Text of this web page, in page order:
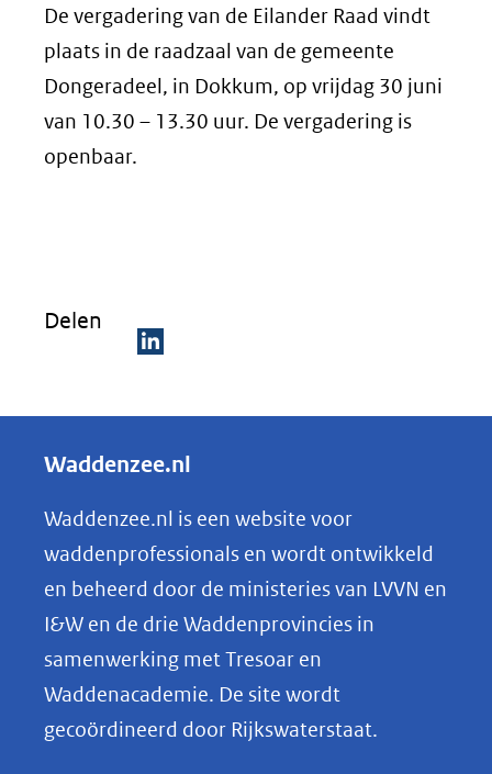
De vergadering van de Eilander Raad vindt
plaats in de raadzaal van de gemeente
Dongeradeel, in Dokkum, op vrijdag 30 juni
van 10.30 – 13.30 uur. De vergadering is
openbaar.
Delen
e
e
n
o
p
k
e
Waddenzee.nl
Waddenzee.nl is een website voor
waddenprofessionals en wordt ontwikkeld
en beheerd door de ministeries van LVVN en
I&W en de drie Waddenprovincies in
samenwerking met Tresoar en
Waddenacademie. De site wordt
gecoördineerd door Rijkswaterstaat.